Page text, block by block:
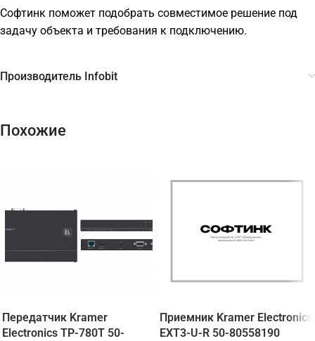
Софтинк поможет подобрать совместимое решение под
задачу объекта и требования к подключению.
Производитель Infobit
Похожие
Передатчик Kramer
Electronics TP-780T 50-
Приемник Kramer Electronics
EXT3-U-R 50-80558190